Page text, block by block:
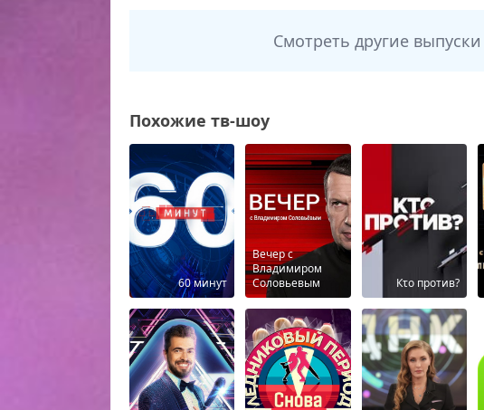
Смотреть другие выпуски
Похожие тв-шоу
60 минут
Вечер с
Владимиром
Соловьевым
Кτо против?